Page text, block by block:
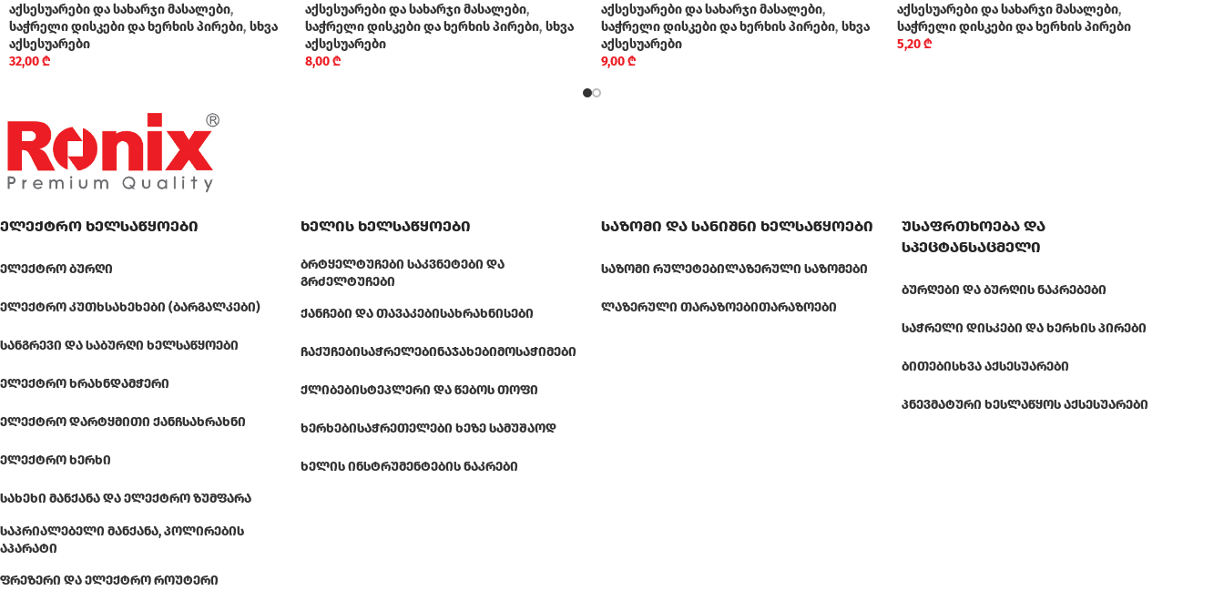
აქსესუარები და სახარჯი მასალები,
საჭრელი დისკები და ხერხის პირები, სხვა
აქსესუარები
32,00₾
აქსესუარები და სახარჯი მასალები,
საჭრელი დისკები და ხერხის პირები, სხვა
აქსესუარები
8,00₾
აქსესუარები და სახარჯი მასალები,
საჭრელი დისკები და ხერხის პირები, სხვა
აქსესუარები
9,00₾
აქსესუარები და სახარჯი მასალები,
საჭრელი დისკები და ხერხის პირები
5,20₾
ელექტრო ხელსაწყოები
ᲔᲚᲔᲥᲢᲠᲝ ᲑᲣᲠᲦᲘ
ᲔᲚᲔᲥᲢᲠᲝ ᲙᲣᲗᲮᲡᲐᲮᲔᲮᲔᲑᲘ (ᲑᲐᲠᲒᲐᲚᲙᲔᲑᲘ)
ᲡᲐᲜᲒᲠᲔᲕᲘ ᲓᲐ ᲡᲐᲑᲣᲠᲦᲘ ᲮᲔᲚᲡᲐᲬᲧᲝᲔᲑᲘ
ᲔᲚᲔᲥᲢᲠᲝ ᲮᲠᲐᲮᲜᲓᲐᲛᲭᲔᲠᲘ
ᲔᲚᲔᲥᲢᲠᲝ ᲓᲐᲠᲢᲧᲛᲘᲗᲘ ᲥᲐᲜᲩᲡᲐᲮᲠᲐᲮᲜᲘ
ᲔᲚᲔᲥᲢᲠᲝ ᲮᲔᲠᲮᲘ
ᲡᲐᲮᲔᲮᲘ ᲛᲐᲜᲥᲐᲜᲐ ᲓᲐ ᲔᲚᲔᲥᲢᲠᲝ ᲖᲣᲛᲤᲐᲠᲐ
ᲡᲐᲞᲠᲘᲐᲚᲔᲑᲔᲚᲘ ᲛᲐᲜᲥᲐᲜᲐ, ᲞᲝᲚᲘᲠᲔᲑᲘᲡ
ᲐᲞᲐᲠᲐᲢᲘ
ᲤᲠᲔᲖᲔᲠᲘ ᲓᲐ ᲔᲚᲔᲥᲢᲠᲝ ᲠᲝᲣᲢᲔᲠᲘ
ხელის ხელსაწყოები
ᲑᲠᲢᲧᲔᲚᲢᲣᲩᲔᲑᲘ ᲡᲐᲙᲕᲜᲔᲢᲔᲑᲘ ᲓᲐ
ᲒᲠᲫᲔᲚᲢᲣᲩᲔᲑᲘ
ᲥᲐᲜᲩᲔᲑᲘ ᲓᲐ ᲗᲐᲕᲐᲙᲔᲑᲘᲡᲐᲮᲠᲐᲮᲜᲘᲡᲔᲑᲘ
ᲩᲐᲥᲣᲩᲔᲑᲘᲡᲐᲭᲠᲔᲚᲔᲑᲘᲜᲐᲯᲐᲮᲔᲑᲘᲛᲝᲡᲐᲭᲘᲛᲔᲑᲘ
ᲥᲚᲘᲑᲔᲑᲘᲡᲢᲔᲞᲚᲔᲠᲘ ᲓᲐ ᲬᲔᲑᲝᲡ ᲗᲝᲤᲘ
ᲮᲔᲠᲮᲔᲑᲘᲡᲐᲭᲠᲔᲗᲔᲚᲔᲑᲘ ᲮᲔᲖᲔ ᲡᲐᲛᲣᲨᲐᲝᲓ
ᲮᲔᲚᲘᲡ ᲘᲜᲡᲢᲠᲣᲛᲔᲜᲢᲔᲑᲘᲡ ᲜᲐᲙᲠᲔᲑᲘ
საზომი და სანიშნი ხელსაწყოები
ᲡᲐᲖᲝᲛᲘ ᲠᲣᲚᲔᲢᲔᲑᲘᲚᲐᲖᲔᲠᲣᲚᲘ ᲡᲐᲖᲝᲛᲔᲑᲘ
ᲚᲐᲖᲔᲠᲣᲚᲘ ᲗᲐᲠᲐᲖᲝᲔᲑᲘᲗᲐᲠᲐᲖᲝᲔᲑᲘ
უსაფრთხოება და
სპეცტანსაცმელი
ᲑᲣᲠᲦᲔᲑᲘ ᲓᲐ ᲑᲣᲠᲦᲘᲡ ᲜᲐᲙᲠᲔᲑᲔᲑᲘ
ᲡᲐᲭᲠᲔᲚᲘ ᲓᲘᲡᲙᲔᲑᲘ ᲓᲐ ᲮᲔᲠᲮᲘᲡ ᲞᲘᲠᲔᲑᲘ
ᲑᲘᲗᲔᲑᲘᲡᲮᲕᲐ ᲐᲥᲡᲔᲡᲣᲐᲠᲔᲑᲘ
ᲞᲜᲔᲕᲛᲐᲢᲣᲠᲘ ᲮᲔᲡᲚᲐᲬᲧᲝᲡ ᲐᲥᲡᲔᲡᲣᲐᲠᲔᲑᲘ